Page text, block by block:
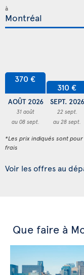
à
370 €
AOÛT 2026
31 août
au 08 sept.
310 €
SEPT. 2026
22 sept.
au 28 sept.
*Les prix indiqués sont
frais
Voir les offres au
Que faire à